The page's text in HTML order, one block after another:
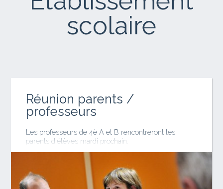
scolaire
Réunion parents /
professeurs
Les professeurs de 4è A et B rencontreront les
parents d'élèves mardi prochain.